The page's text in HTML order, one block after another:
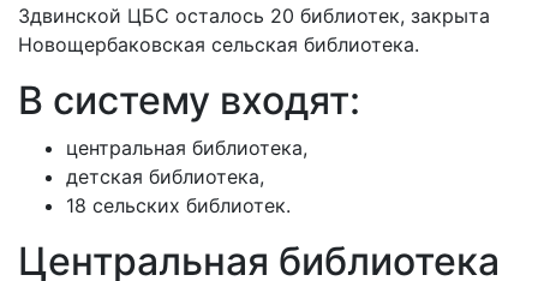
Здвинской ЦБС осталось 20 библиотек, закрыта
Новощербаковская сельская библиотека.
В систему входят:
центральная библиотека,
детская библиотека,
18 сельских библиотек.
Центральная библиотека